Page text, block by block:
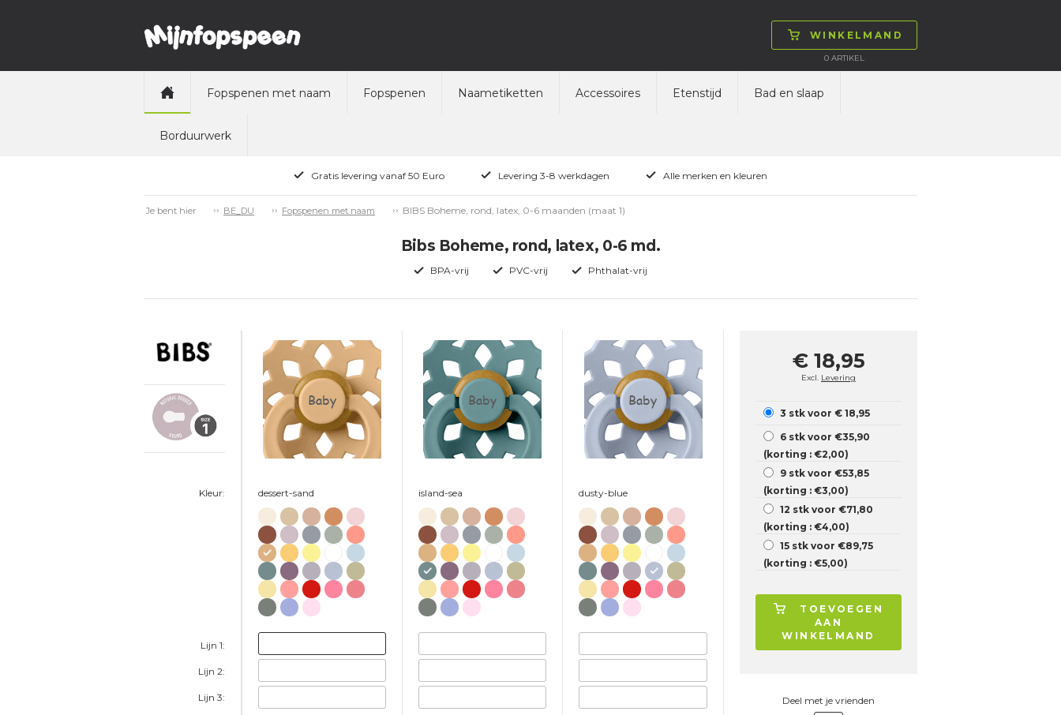
WINKELMAND
0 ARTIKEL
Fopspenen met naam Fopspenen Naametiketten Accessoires Etenstijd Bad en slaap
Borduurwerk
Gratis levering vanaf 50 Euro Levering 3-8 werkdagen Alle merken en kleuren
Je bent hier BE_DU Fopspenen met naam BIBS Boheme, rond, latex, 0-6 maanden (maat 1)
Bibs Boheme, rond, latex, 0-6 md.
BPA-vrij PVC-vrij Phthalat-vrij
Kleur:
Lijn 1:
Lijn 2:
Lijn 3:
Baby
dessert-sand
Baby
island-sea
Baby
dusty-blue
€ 18,95
Excl. Levering
3 stk voor € 18,95
6 stk voor €35,90
(korting : €2,00)
9 stk voor €53,85
(korting : €3,00)
12 stk voor €71,80
(korting : €4,00)
15 stk voor €89,75
(korting : €5,00)
TOEVOEGEN
AAN
WINKELMAND
Deel met je vrienden